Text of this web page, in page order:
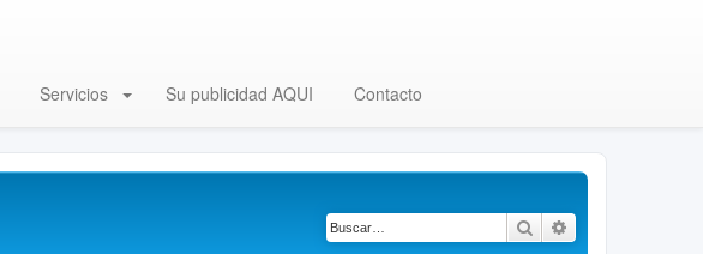
Servicios Su publicidad AQUI Contacto
Buscar